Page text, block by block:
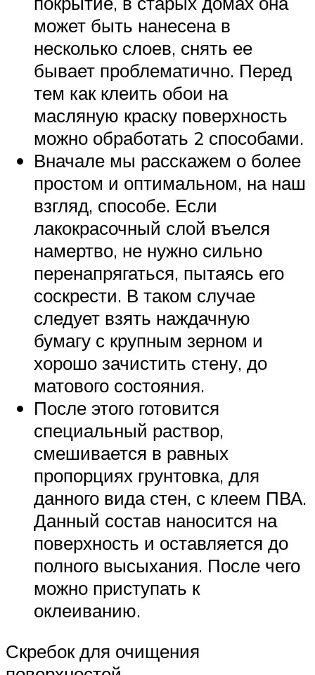
может быть нанесена в
несколько слоев, снять ее
бывает проблематично. Перед
тем как клеить обои на
масляную краску поверхность
можно обработать 2 способами.
Вначале мы расскажем о более
простом и оптимальном, на наш
взгляд, способе. Если
лакокрасочный слой въелся
намертво, не нужно сильно
перенапрягаться, пытаясь его
соскрести. В таком случае
следует взять наждачную
бумагу с крупным зерном и
хорошо зачистить стену, до
матового состояния.
После этого готовится
специальный раствор,
смешивается в равных
пропорциях грунтовка, для
данного вида стен, с клеем ПВА.
Данный состав наносится на
поверхность и оставляется до
полного высыхания. После чего
можно приступать к
оклеиванию.
Скребок для очищения